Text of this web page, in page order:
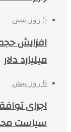
5 روز پیش
میلیارد دلار
6 روز پیش
اجرای
سیاست